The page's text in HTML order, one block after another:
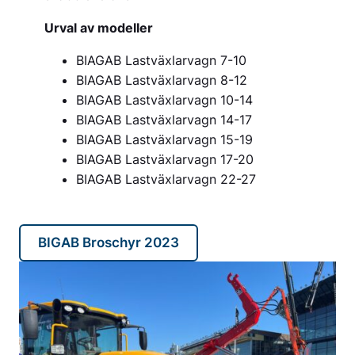
Urval av modeller
BIAGAB Lastväxlarvagn 7-10
BIAGAB Lastväxlarvagn 8-12
BIAGAB Lastväxlarvagn 10-14
BIAGAB Lastväxlarvagn 14-17
BIAGAB Lastväxlarvagn 15-19
BIAGAB Lastväxlarvagn 17-20
BIAGAB Lastväxlarvagn 22-27
BIGAB Broschyr 2023